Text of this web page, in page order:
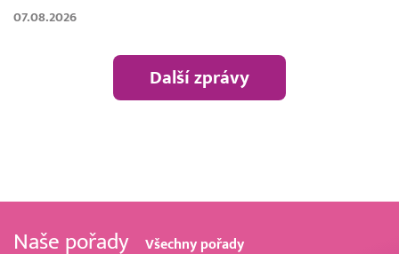
07.08.2026
Další zprávy
Naše pořady Všechny pořady